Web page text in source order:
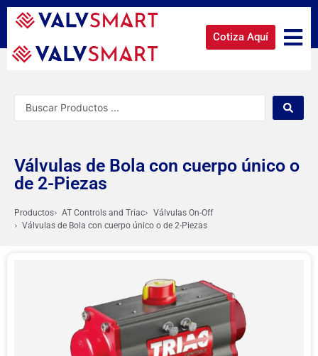
Cotiza Aquí
Válvulas de Bola con cuerpo único o
de 2-Piezas
Productos AT Controls and Triac
Válvulas On-Off
Válvulas de Bola con cuerpo único o de 2-Piezas